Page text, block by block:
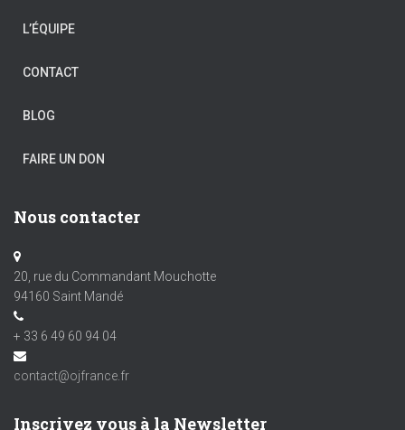
L’ÉQUIPE
CONTACT
BLOG
FAIRE UN DON
Nous contacter
20, rue du Commandant Mouchotte
94160 Saint Mandé
+ 33 6 49 60 94 04
contact@ojfrance.fr
Inscrivez vous à la Newsletter